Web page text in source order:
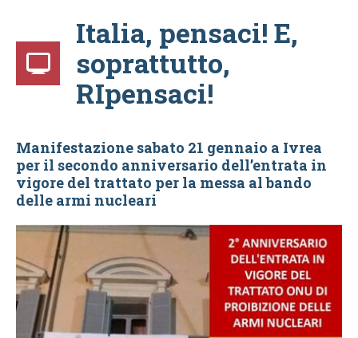
Italia, pensaci! E,
soprattutto,
RIpensaci!
Manifestazione sabato 21 gennaio a Ivrea
per il secondo anniversario dell’entrata in
vigore del trattato per la messa al bando
delle armi nucleari